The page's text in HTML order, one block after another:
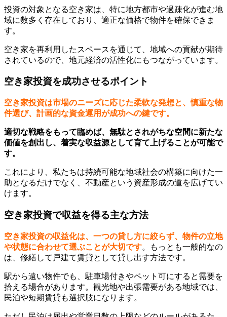
投資の対象となる空き家は、特に地方都市や過疎化が進む地
域に数多く存在しており、適正な価格で物件を確保できま
す。
空き家を再利用したスペースを通じて、地域への貢献が期待
されているので、 地元経済の活性化にもつながっています。
空き家投資を成功させるポイント
空き家投資は市場のニーズに応じた柔軟な発想と、慎重な物
件選び、計画的な資金運用が成功への鍵です。
適切な戦略をもって臨めば、無駄とされがちな空間に新たな
価値を創出し、着実な収益源として育て上げることが可能で
す。
これにより、私たちは持続可能な地域社会の構築に向けた一
助となるだけでなく、不動産という資産形成の道を広げてい
けます。
空き家投資で収益を得る主な方法
空き家投資の収益化は、一つの貸し方に絞らず、物件の立地
や状態に合わせて選ぶことが大切です。もっとも一般的なの
は、修繕して戸建て賃貸として貸し出す方法です。
駅から遠い物件でも、駐車場付きやペット可にすると需要を
拾える場合があります。観光地や出張需要がある地域では、
民泊や短期賃貸も選択肢になります。